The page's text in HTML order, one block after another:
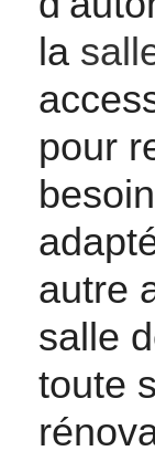
la
pour
autre
salle
toute